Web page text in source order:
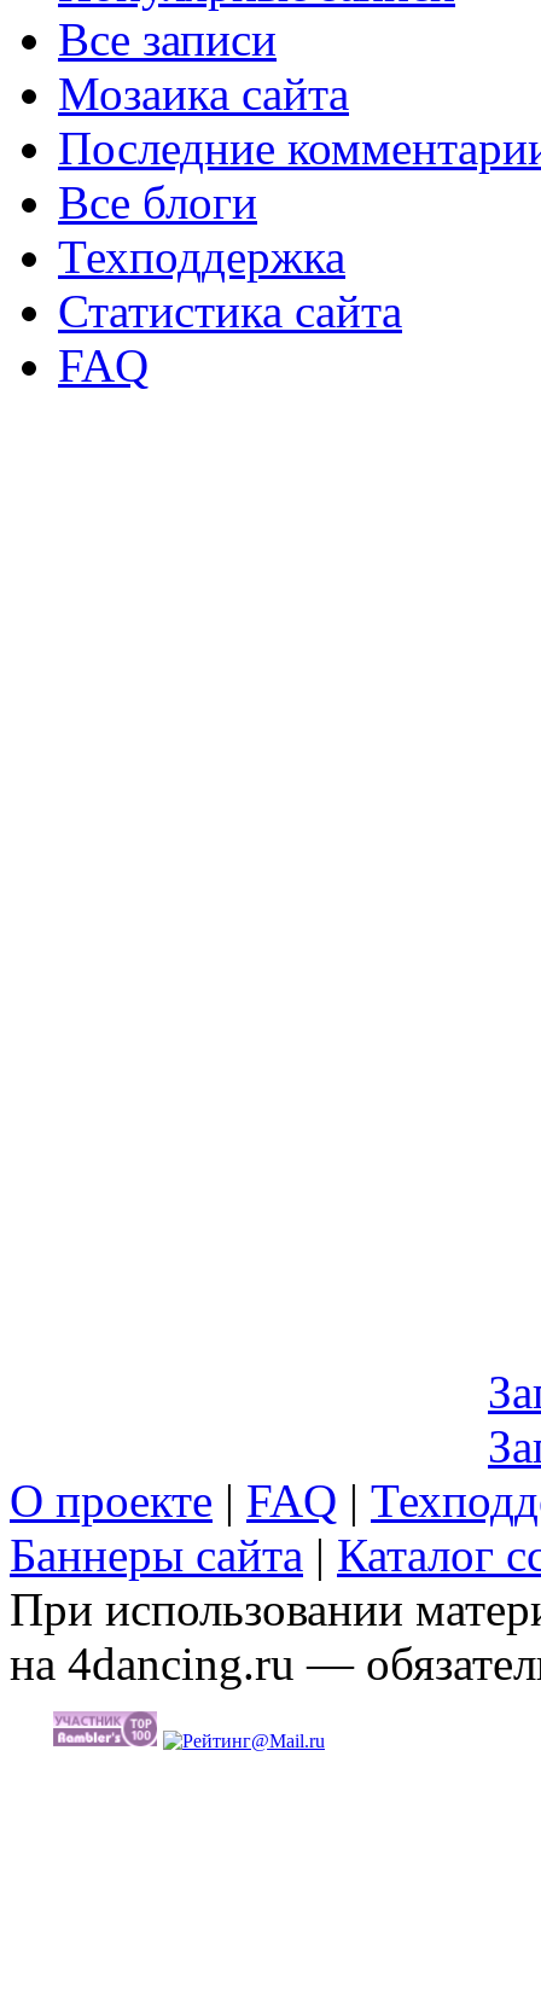
Все записи
Мозаика сайта
Последние
Все блоги
Техподдержка
Статистика сайта
FAQ
О проекте | FAQ |
Баннеры сайта | Каталог
При использовании
на 4dancing.ru —